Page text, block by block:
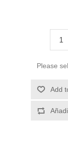
Please
Add